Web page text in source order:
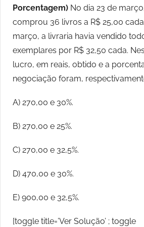
Porcentagem) No dia 23 de
comprou 36 livros a R$ 25,00
março, a livraria havia vendido
exemplares por R$ 32,50 cada.
lucro, em reais, obtido e a
negociação foram,
A) 270,00 e 30%.
B) 270,00 e 25%.
C) 270,00 e 32,5%.
D) 470,00 e 30%.
E) 900,00 e 32,5%.
[toggle title=’Ver Solução’ ; toggle